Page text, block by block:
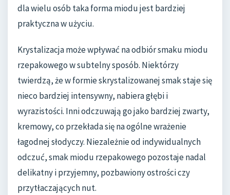
dla wielu osób taka forma miodu jest bardziej
praktyczna w użyciu.
Krystalizacja może wpływać na odbiór smaku miodu
rzepakowego w subtelny sposób. Niektórzy
twierdzą, że w formie skrystalizowanej smak staje się
nieco bardziej intensywny, nabiera głębi i
wyrazistości. Inni odczuwają go jako bardziej zwarty,
kremowy, co przekłada się na ogólne wrażenie
łagodnej słodyczy. Niezależnie od indywidualnych
odczuć, smak miodu rzepakowego pozostaje nadal
delikatny i przyjemny, pozbawiony ostrości czy
przytłaczających nut.